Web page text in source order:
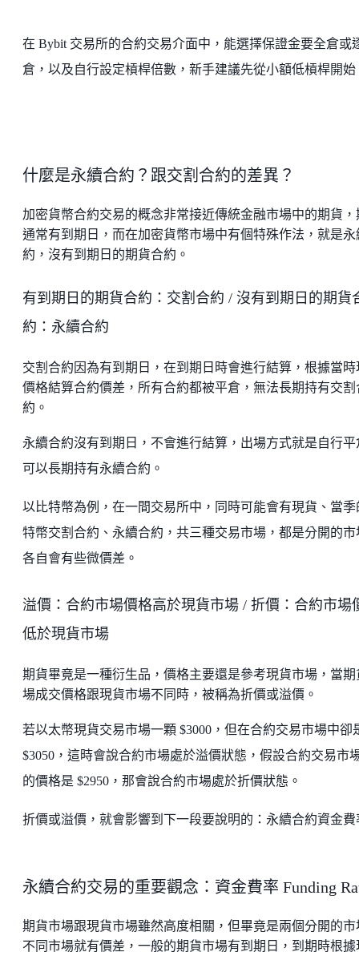
在 Bybit 交易所的合約交易介面中，能選擇保證金要全倉或
倉，以及自行設定槓桿倍數，新手建議先從小額低槓桿開始
什麼是永續合約？跟交割合約的差異？
加密貨幣合約交易的概念非常接近傳統金融市場中的期貨，
通常有到期日，而在加密貨幣市場中有個特殊作法，就是永
約，沒有到期日的期貨合約。
有到期日的期貨合約：交割合約 / 沒有到期日的期貨
約：永續合約
交割合約因為有到期日，在到期日時會進行結算，根據當時
價格結算合約價差，所有合約都被平倉，無法長期持有交割
約。
永續合約沒有到期日，不會進行結算，出場方式就是自行平
可以長期持有永續合約。
以比特幣為例，在一間交易所中，同時可能會有現貨、當季
特幣交割合約、永續合約，共三種交易市場，都是分開的市
各自會有些微價差。
溢價：合約市場價格高於現貨市場 / 折價：合約市場
低於現貨市場
期貨畢竟是一種衍生品，價格主要還是參考現貨市場，當期
場成交價格跟現貨市場不同時，被稱為折價或溢價。
若以太幣現貨交易市場一顆 $3000，但在合約交易市場中卻
$3050，這時會說合約市場處於溢價狀態，假設合約交易市
的價格是 $2950，那會說合約市場處於折價狀態。
折價或溢價，就會影響到下一段要說明的：永續合約資金費
永續合約交易的重要觀念：資金費率 Funding
期貨市場跟現貨市場雖然高度相關，但畢竟是兩個分開的市
不同市場就有價差，一般的期貨市場有到期日，到期時根據